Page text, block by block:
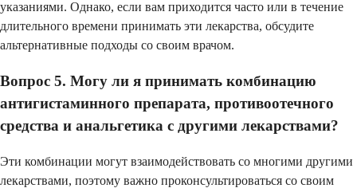
указаниями. Однако, если вам приходится часто или в течение
длительного времени принимать эти лекарства, обсудите
альтернативные подходы со своим врачом.
Вопрос 5. Могу ли я принимать комбинацию
антигистаминного препарата, противоотечного
средства и анальгетика с другими лекарствами?
Эти комбинации могут взаимодействовать со многими другими
лекарствами, поэтому важно проконсультироваться со своим